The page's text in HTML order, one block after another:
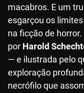
macabros. E um
esgarçou os
na ficção de horror.
por Harold
— e ilustrada pelo
exploração
necrófilo que